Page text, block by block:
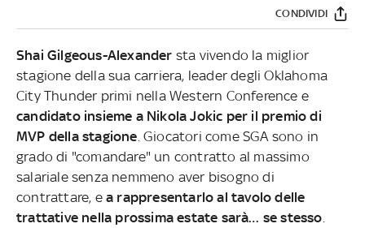
CONDIVIDI
Shai Gilgeous-Alexander sta vivendo la miglior
stagione della sua carriera, leader degli Oklahoma
City Thunder primi nella Western Conference e
candidato insieme a Nikola Jokic per il premio di
MVP della stagione . Giocatori come SGA sono in
grado di "comandare" un contratto al massimo
salariale senza nemmeno aver bisogno di
contrattare, e a rappresentarlo al tavolo delle
trattative nella prossima estate sarà… se stesso